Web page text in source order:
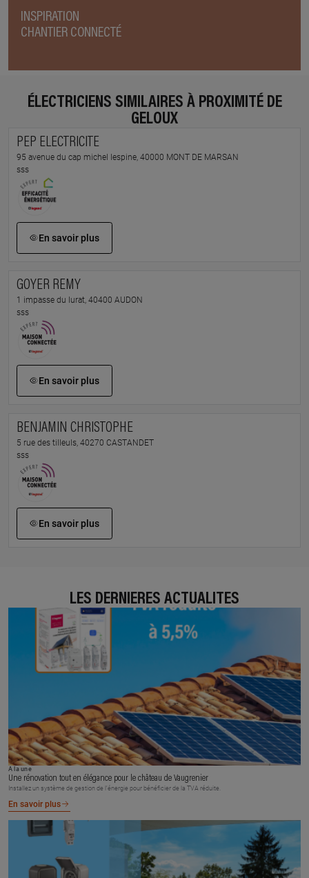
INSPIRATION
CHANTIER CONNECTÉ
ÉLECTRICIENS SIMILAIRES À PROXIMITÉ DE
GELOUX
PEP ELECTRICITE
95 avenue du cap michel lespine, 40000 MONT DE MARSAN
sss
En savoir plus
GOYER REMY
1 impasse du lurat, 40400 AUDON
sss
En savoir plus
BENJAMIN CHRISTOPHE
5 rue des tilleuls, 40270 CASTANDET
sss
En savoir plus
LES DERNIÈRES ACTUALITÉS
À la une
Une rénovation tout en élégance pour le château de Vaugrenier
Installez un système de gestion de l’énergie pour bénéficier de la TVA réduite.
En savoir plus